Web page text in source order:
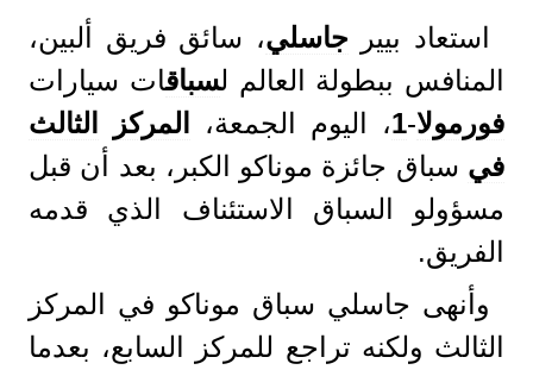
استعاد بيير جاسلي، سائق فريق ألبين،
المنافس ببطولة العالم لسباقات سيارات
فورمولا-
1، اليوم الجمعة، المركز
الثالث
في سباق جائزة موناكو الكبر، بعد أن قبل
مسؤولو السباق الاستئناف الذي قدمه
الفريق.
وأنهى جاسلي سباق موناكو في المركز
الثالث ولكنه تراجع للمركز السابع، بعدما